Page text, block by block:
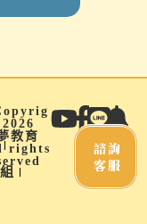
教育
rights
諮詢
客服